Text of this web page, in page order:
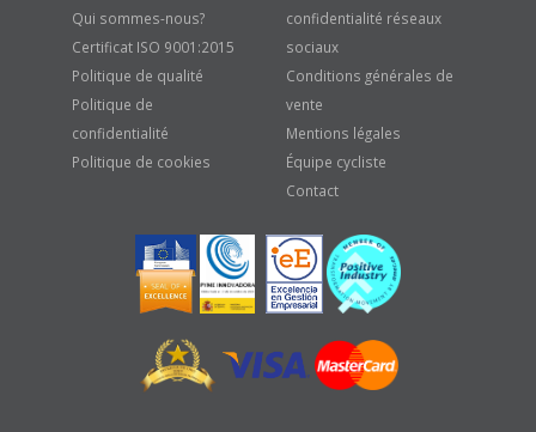
Qui sommes-nous?
Certificat ISO 9001:2015
Politique de qualité
Politique de
confidentialité
Politique de cookies
confidentialité réseaux
sociaux
Conditions générales de
vente
Mentions légales
Équipe cycliste
Contact